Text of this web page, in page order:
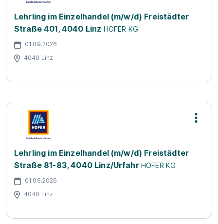
Lehrling im Einzelhandel (m/w/d) Freistädter
Straße 401, 4040 Linz HOFER KG
01.09.2026
4040 Linz
Lehrling im Einzelhandel (m/w/d) Freistädter
Straße 81-83, 4040 Linz/Urfahr HOFER KG
01.09.2026
4040 Linz